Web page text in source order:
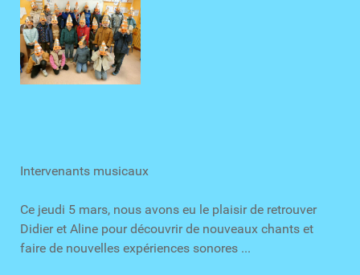
Intervenants musicaux
Ce jeudi 5 mars, nous avons eu le plaisir de retrouver
Didier et Aline pour découvrir de nouveaux chants et
faire de nouvelles expériences sonores ...